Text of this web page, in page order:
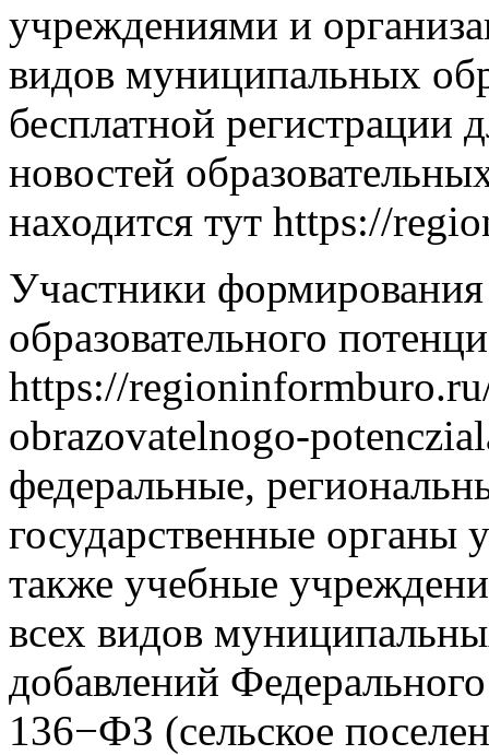
учреждениями и
видов муниципальных
бесплатной регистрации
новостей
находится тут https://
Участники
образовательного
https://
obrazovatelnogo-
федеральные,
государственные органы
также учебные
всех видов
добавлений
136−ФЗ (сельское